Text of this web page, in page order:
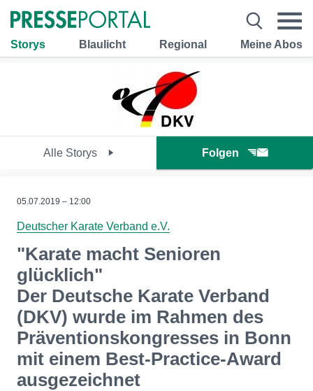
Storys Blaulicht Regional Meine Abos
Alle Storys Folgen
05.07.2019 – 12:00
Deutscher Karate Verband e.V.
"Karate macht Senioren
glücklich"
Der Deutsche Karate Verband
(DKV) wurde im Rahmen des
Präventionskongresses in Bonn
mit einem Best-Practice-Award
ausgezeichnet